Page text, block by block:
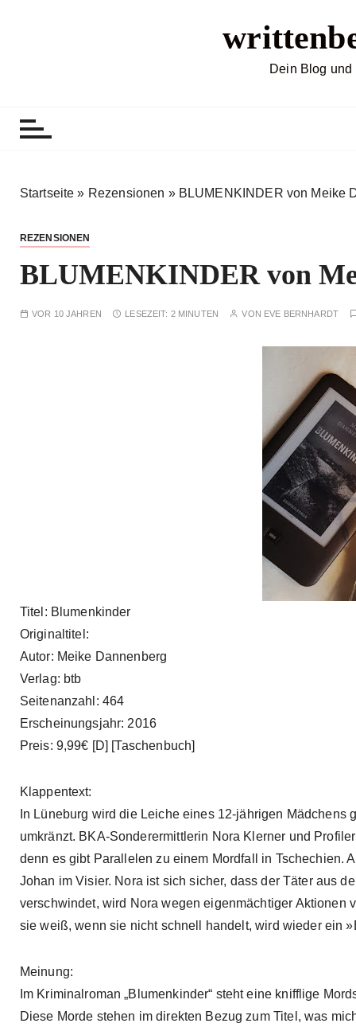
Dein Blog und
Startseite » Rezensionen » BLUMENKINDER von Meike
REZENSIONEN
BLUMENKINDER von
VOR 10 JAHREN LESEZEIT: 2 MINUTEN VON EVE BERNHARDT
Titel: Blumenkinder
Originaltitel:
Autor: Meike Dannenberg
Verlag: btb
Seitenanzahl: 464
Erscheinungsjahr: 2016
Preis: 9,99€ [D] [Taschenbuch]
Klappentext:
In Lüneburg wird die Leiche eines 12-jährigen
umkränzt. BKA-Sonderermittlerin Nora Klerner und
denn es gibt Parallelen zu einem Mordfall in Tschechien.
Johan im Visier. Nora ist sich sicher, dass der Täter aus
verschwindet, wird Nora wegen eigenmächtiger Aktionen
sie weiß, wenn sie nicht schnell handelt, wird wieder ein
Meinung:
Im Kriminalroman „Blumenkinder“ steht eine knifflige
Diese Morde stehen im direkten Bezug zum Titel, was